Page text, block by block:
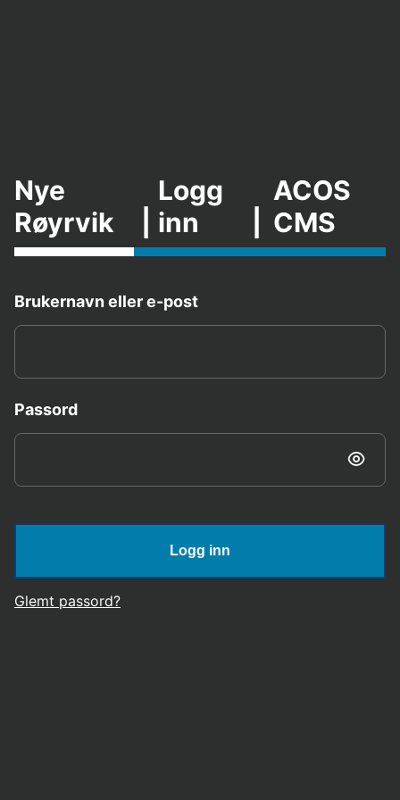
Nye
Røyrvik
Logg
inn
ACOS
CMS
Brukernavn eller e-post
Passord
Logg inn
Glemt passord?